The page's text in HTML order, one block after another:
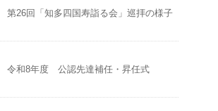
第26回「知多四国寿詣る会」巡拝の様子
令和8年度 公認先達補任・昇任式